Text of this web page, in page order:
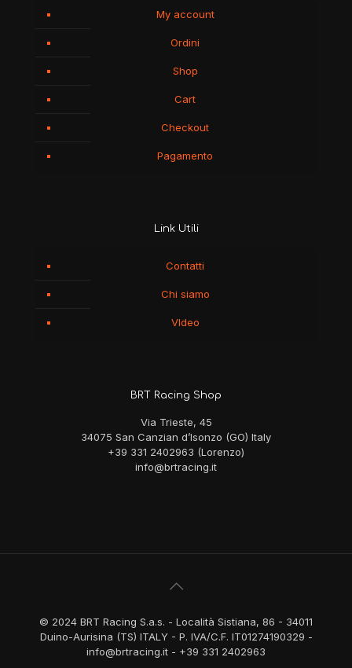
My account
Ordini
Shop
Cart
Checkout
Pagamento
Link Utili
Contatti
Chi siamo
VIdeo
BRT Racing Shop
Via Trieste, 45
34075 San Canzian d’Isonzo (GO) Italy
+39 331 2402963 (Lorenzo)
info@brtracing.it
© 2024 BRT Racing S.a.s. - Località Sistiana, 86 - 34011
Duino-Aurisina (TS) ITALY - P. IVA/C.F. IT01274190329 -
info@brtracing.it - +39 331 2402963